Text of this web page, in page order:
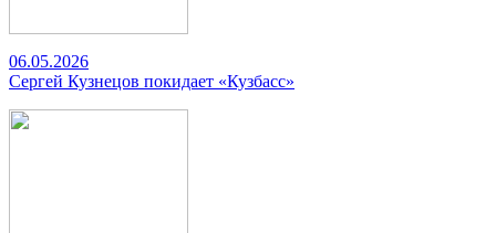
06.05.2026
Сергей Кузнецов покидает «Кузбасс»